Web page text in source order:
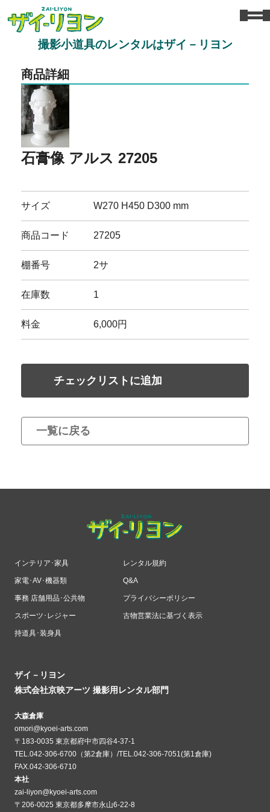
撮影小道具のレンタルはザイ－リヨン
商品詳細
石膏像 アルス 27205
サイズ W270 H450 D300 mm
商品コード 27205
棚番号 2サ
在庫数 1
料金 6,000円
チェックリストに追加
一覧に戻る
インテリア･家具
家電･AV･機器類
事務 店舗用品･公共物
スポーツ･レジャー
持道具･装身具
レンタル規約
Q&A
プライバシーポリシー
古物営業法に基づく表示
ザイ－リヨン
株式会社京映アーツ 撮影用レンタル部門
大森倉庫
omori@kyoei-arts.com
〒183-0035 東京都府中市四谷4-37-1
TEL.042-306-6700（第2倉庫）/TEL.042-306-7051(第1倉庫)
FAX.042-306-6710
本社
zai-liyon@kyoei-arts.com
〒206-0025 東京都多摩市永山6-22-8